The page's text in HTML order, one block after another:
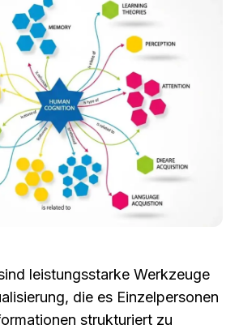
leistungsstarke Werkzeuge
die es Einzelpersonen
strukturiert zu